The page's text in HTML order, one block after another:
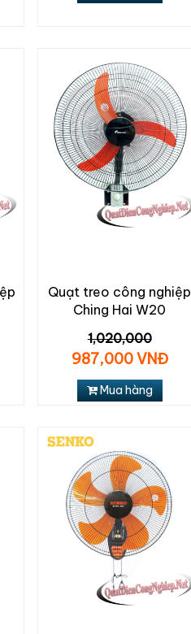
Quạt treo công nghiệp
Ching Hai W20
1,020,000
987,000 VNĐ
Mua hàng